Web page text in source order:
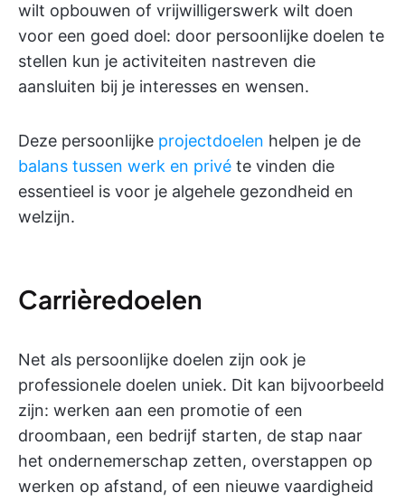
wilt opbouwen of vrijwilligerswerk wilt doen
voor een goed doel: door persoonlijke doelen te
stellen kun je activiteiten nastreven die
aansluiten bij je interesses en wensen.
Deze persoonlijke projectdoelen helpen je de
balans tussen werk en privé te vinden die
essentieel is voor je algehele gezondheid en
welzijn.
Carrièredoelen
Net als persoonlijke doelen zijn ook je
professionele doelen uniek. Dit kan bijvoorbeeld
zijn: werken aan een promotie of een
droombaan, een bedrijf starten, de stap naar
het ondernemerschap zetten, overstappen op
werken op afstand, of een nieuwe vaardigheid